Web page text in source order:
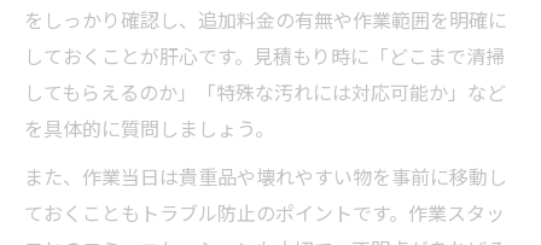
をしっかり確認し、追加料金の有無や作業範囲を明確に
しておくことが肝心です。見積もり時に「どこまで清掃
してもらえるのか」「特殊な汚れには対応可能か」など
を具体的に質問しましょう。
また、作業当日は貴重品や壊れやすい物を事前に移動し
ておくこともトラブル防止のポイントです。作業スタッ